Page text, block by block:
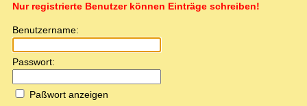
Nur registrierte Benutzer können Einträge schreiben!
Benutzername:
Passwort:
Paßwort anzeigen